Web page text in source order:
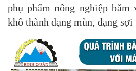
phụ phẩm nông nghiệp
khô thành dạng mùn, dạng sợi